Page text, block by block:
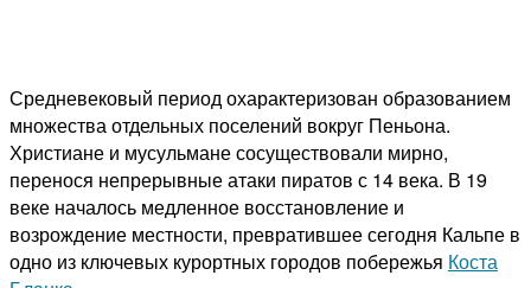
Средневековый период охарактеризован образованием
множества отдельных поселений вокруг Пеньона.
Христиане и мусульмане сосуществовали мирно,
перенося непрерывные атаки пиратов с 14 века. В 19
веке началось медленное восстановление и
возрождение местности, превратившее сегодня Кальпе в
одно из ключевых курортных городов побережья Коста